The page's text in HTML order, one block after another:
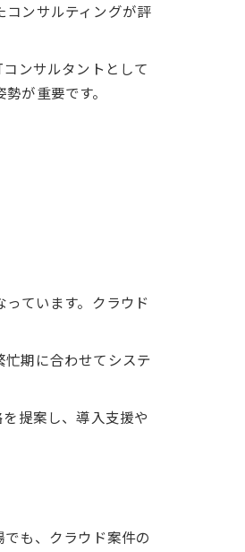
コンサルティングが評
ンサルタントとして
が重要です。
ています。クラウド
期に合わせてシステ
提案し、導入支援や
も、クラウド案件の